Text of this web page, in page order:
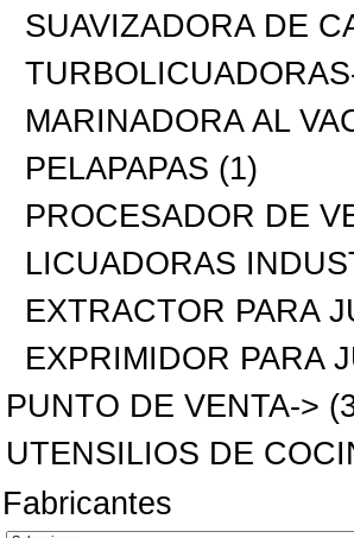
SUAVIZADORA DE
MARINADORA AL
PELAPAPAS (1)
PROCESADOR DE
LICUADORAS
EXTRACTOR PARA
EXPRIMIDOR PARA
PUNTO DE VENTA->
UTENSILIOS DE
Fabricantes